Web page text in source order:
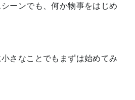
ーンでも、何か物事をはじめ
さなことでもまずは始めてみ